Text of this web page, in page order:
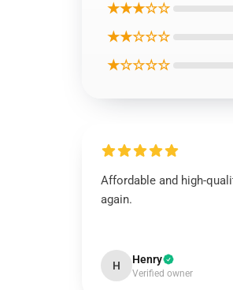
★★★☆☆
★★☆☆☆
★☆☆☆☆
Affordable and high-
again.
H Henry
Verified owner